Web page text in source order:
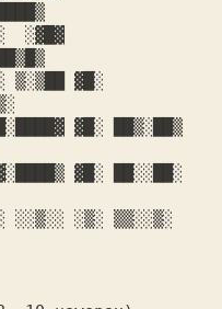
░▓█▓
▒░▒██ ▓█░
▓█░ ██▒░██▒
▓█░ ██░░██░
░▒░ ▒▒░░▒░